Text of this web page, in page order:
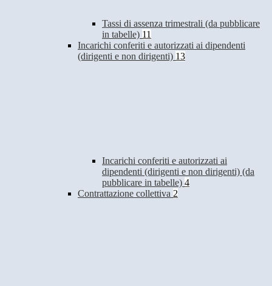
Tassi di assenza trimestrali (da pubblicare
in tabelle) 11
Incarichi conferiti e autorizzati ai dipendenti
(dirigenti e non dirigenti) 13
Incarichi conferiti e autorizzati ai
dipendenti (dirigenti e non dirigenti) (da
pubblicare in tabelle) 4
Contrattazione collettiva 2